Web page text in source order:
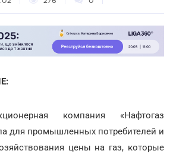
компания «Нафтогаз
для промышленных потребителей и
цены на газ, которые